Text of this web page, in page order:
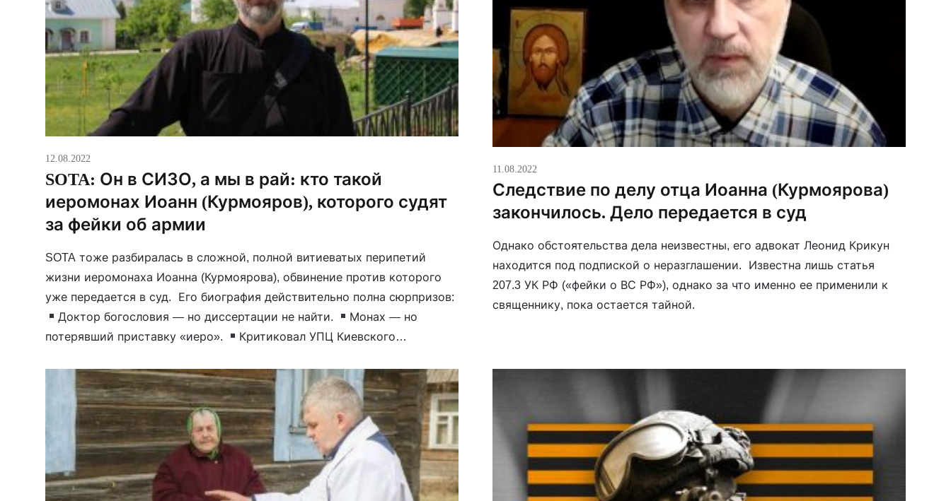
12.08.2022
SOTA: Он в СИЗО, а мы в рай: кто такой
иеромонах Иоанн (Курмояров), которого судят
за фейки об армии
SOTA тоже разбиралась в сложной, полной витиеватых перипетий
жизни иеромонаха Иоанна (Курмоярова), обвинение против которого
уже передается в суд. Его биография действительно полна сюрпризов:
Доктор богословия — но диссертации не найти.
Монах — но
потерявший приставку «иеро».
Критиковал УПЦ Киевского
Шойгу, обвиняя его в оскорблении […]
11.08.2022
Следствие по делу отца Иоанна (Курмоярова)
закончилось. Дело передается в суд
Однако обстоятельства дела неизвестны, его адвокат Леонид Крикун
находится под подпиской о неразглашении. Известна лишь статья
207.3 УК РФ («фейки о ВС РФ»), однако за что именно ее применили к
священнику, пока остается тайной.